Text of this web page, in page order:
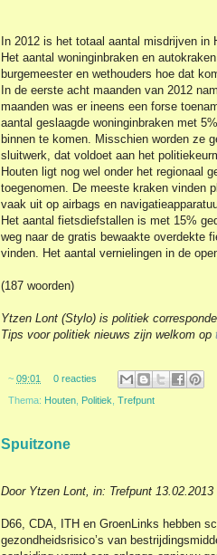
In 2012 is het totaal aantal misdrijven in
Het aantal woninginbraken en
burgemeester en wethouders hoe dat
In de eerste acht maanden van 2012
maanden was er ineens een forse
aantal geslaagde woninginbraken met
binnen te komen. Misschien worden ze
sluitwerk, dat voldoet aan het
Houten ligt nog wel onder het regionaal
toegenomen. De meeste kraken vinden
vaak uit op airbags en
Het aantal fietsdiefstallen is met 15%
weg naar de gratis bewaakte overdekte
vinden. Het aantal vernielingen in de
(187 woorden)
Ytzen Lont (Stylo) is politiek
Tips voor politiek nieuws zijn welkom op
~ 09:01 0 reacties
Thema: Houten Politiek Trefpunt
Spuitzone
Door Ytzen Lont, in: Trefpunt 13.02.2013
D66, CDA, ITH en GroenLinks hebben
gezondheidsrisico’s van